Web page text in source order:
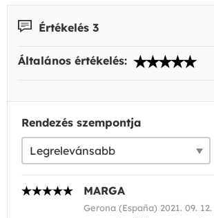
Értékelés 3
Általános értékelés:
Rendezés szempontja
MARGA
Gerona (España) 2021. 09. 12.